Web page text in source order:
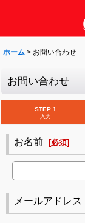
ホーム > お問い合わせ
お問い合わせ
STEP 1
入力
お名前 [必須]
メールアドレス